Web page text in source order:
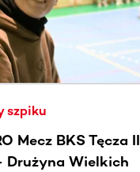
szpiku
Mecz BKS Tęcza II
Drużyna Wielkich